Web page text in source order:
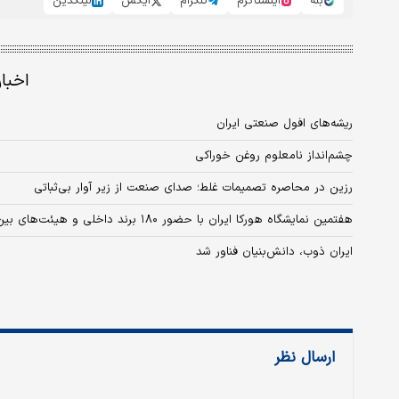
ریشه‌های افول صنعتی ایران
چشم‌انداز نامعلوم روغن خوراکی
رزین در محاصره تصمیمات غلط؛ صدای صنعت از زیر آوار بی‌ثباتی
هفتمین نمایشگاه هورکا ایران با حضور ۱۸۰ برند داخلی و هیئت‌های بین‌المللی برگزار می‌شود
ایران ذوب، دانش‌بنیان فناور شد
ارسال نظر